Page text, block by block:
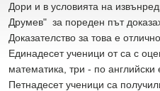
Дори и в условията на
Друмев" за пореден път
Доказателство за това е
Единадесет ученици от са с
математика, три - по
Петнадесет ученици са